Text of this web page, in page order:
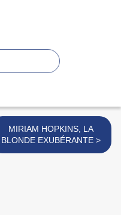
MIRIAM HOPKINS, LA
BLONDE EXUBÉRANTE >